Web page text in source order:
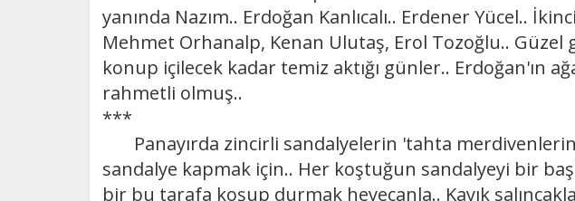
yanında Nazım.. Erdoğan Kanlıcalı.. Erdener Yücel..
Mehmet Orhanalp, Kenan Ulutaş, Erol Tozoğlu..
konup içilecek kadar temiz aktığı günler.. Erdoğan'ın
rahmetli olmuş..
***
Panayırda zincirli sandalyelerin 'tahta
sandalye kapmak için.. Her koştuğun sandalyeyi bir
bir bu tarafa koşup durmak heyecanla.. Kayık